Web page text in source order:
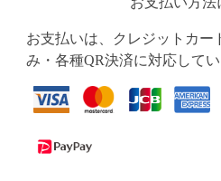
お支払いは、クレジットカー
み・各種QR決済に対応してい